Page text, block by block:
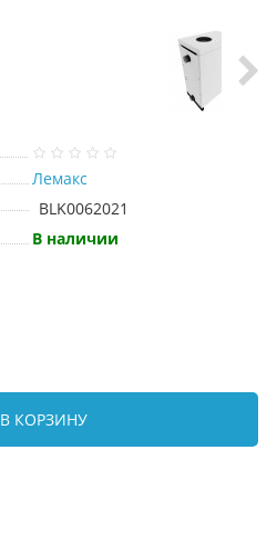
Лемакс
BLK0062021
В наличии
В КОРЗИНУ